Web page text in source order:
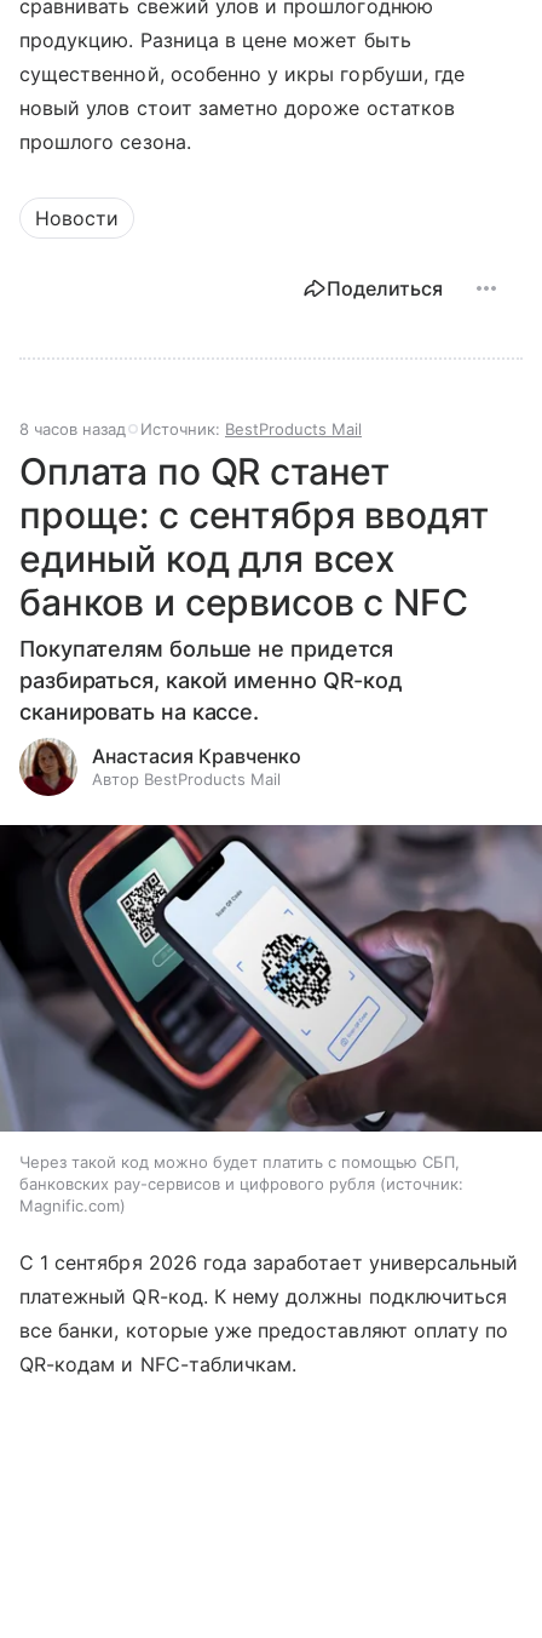
сравнивать свежий улов и прошлогоднюю
продукцию. Разница в цене может быть
существенной, особенно у икры горбуши, где
новый улов стоит заметно дороже остатков
прошлого сезона.
Новости
Поделиться
8 часов назад Источник: BestProducts Mail
Оплата по QR станет
проще: с сентября вводят
единый код для всех
банков и сервисов с NFC
Покупателям больше не придется
разбираться, какой именно QR-код
сканировать на кассе.
Анастасия Кравченко
Автор BestProducts Mail
Через такой код можно будет платить с помощью СБП,
банковских pay-сервисов и цифрового рубля
источник:
Magnific.com
С 1 сентября 2026 года заработает универсальный
платежный QR-код. К нему должны подключиться
все банки, которые уже предоставляют оплату по
QR-кодам и NFC-табличкам.